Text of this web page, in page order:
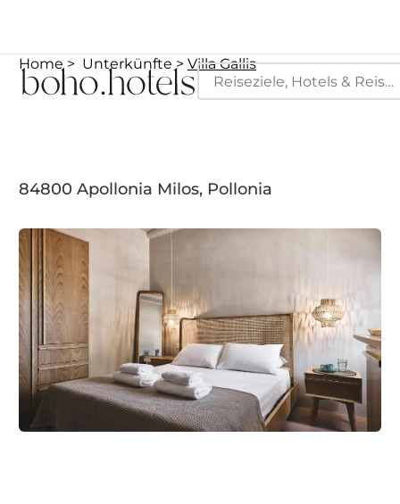
Home Unterkünfte Villa Gallis
84800 Apollonia Milos, Pollonia